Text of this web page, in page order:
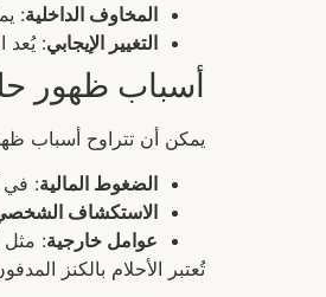
المخاوف الداخلية:
التغيير الإيجابي: يُعد
أسباب ظهور
يمكن أن تتراوح أسباب
الضغوط المالية: في
الاستكشاف
عوامل خارجية: مثل
تُعتبر الأحلام بالكنز